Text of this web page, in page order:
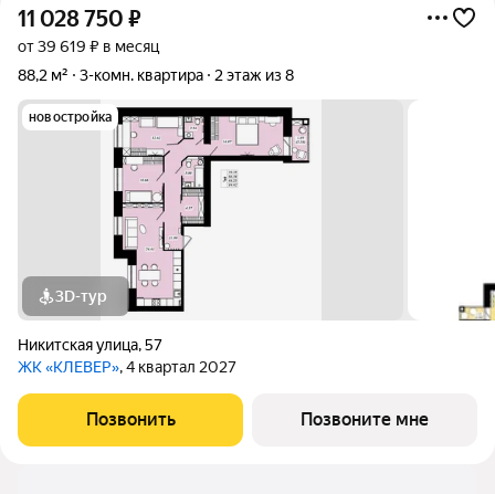
11 028 750 ₽
от 39 619 ₽ в месяц
88,2 м²
3-комн. квартира 2 этаж из 8
новостройка
3D-тур
Никитская улица,57
ЖК «КЛЕВЕР», 4 квартал 2027
Позвонить Позвоните мне